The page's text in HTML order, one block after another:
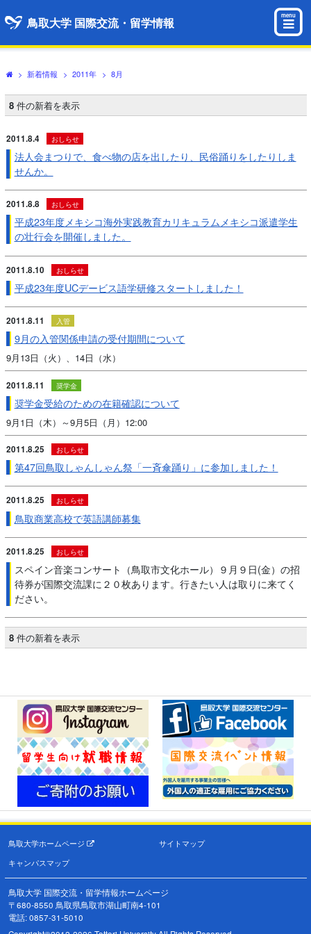
鳥取大学 国際交流・留学情報 menu
> 新着情報 > 2011年 > 8月
8 件の新着を表示
2011.8.4 おしらせ
法人会まつりで、食べ物の店を出したり、民俗踊りをしたりしま
せんか。
2011.8.8 おしらせ
平成23年度メキシコ海外実践教育カリキュラムメキシコ派遣学生
の壮行会を開催しました。
2011.8.10 おしらせ
平成23年度UCデービス語学研修スタートしました！
2011.8.11 入管
9月の入管関係申請の受付期間について
9月13日（火）、14日（水）
2011.8.11 奨学金
奨学金受給のための在籍確認について
9月1日（木）～9月5日（月）12:00
2011.8.25 おしらせ
第47回鳥取しゃんしゃん祭「一斉傘踊り」に参加しました！
2011.8.25 おしらせ
鳥取商業高校で英語講師募集
2011.8.25 おしらせ
スペイン音楽コンサート（鳥取市文化ホール）９月９日(金）の招
待券が国際交流課に２０枚あります。行きたい人は取りに来てく
ださい。
8 件の新着を表示
鳥取大学ホームページ
サイトマップ
キャンパスマップ
鳥取大学 国際交流・留学情報ホームページ
〒680-8550 鳥取県鳥取市湖山町南4-101
電話: 0857-31-5010